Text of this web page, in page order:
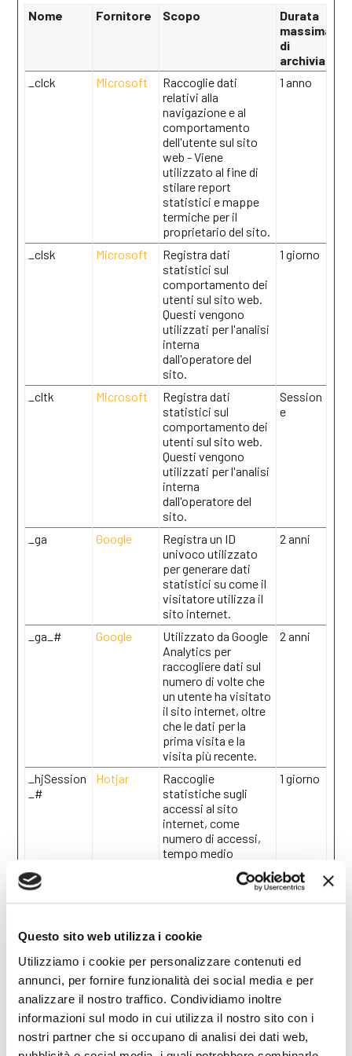
Questo sito web utilizza i cookie
Utilizziamo i cookie per personalizzare contenuti ed
annunci, per fornire funzionalità dei social media e per
analizzare il nostro traffico. Condividiamo inoltre
informazioni sul modo in cui utilizza il nostro sito con i
nostri partner che si occupano di analisi dei dati web,
Nome Fornitore Scopo
Durata
massima
di
_clck
Microsoft
Raccoglie dati
relativi alla
navigazione e al
comportamento
dell'utente sul sito
web - Viene
utilizzato al fine di
stilare report
statistici e mappe
termiche per il
proprietario del sito.
1 anno
_clsk Microsoft
Registra dati
statistici sul
comportamento dei
utenti sul sito web.
Questi vengono
utilizzati per l'analisi
interna
dall'operatore del
sito.
1 giorno
_cltk Microsoft
Registra dati
statistici sul
comportamento dei
utenti sul sito web.
Questi vengono
utilizzati per l'analisi
interna
dall'operatore del
sito.
Session
e
_ga Google
Registra un ID
univoco utilizzato
per generare dati
statistici su come il
visitatore utilizza il
sito internet.
2 anni
_ga_# Google
Utilizzato da Google
Analytics per
raccogliere dati sul
numero di volte che
un utente ha visitato
il sito internet, oltre
che le dati per la
prima visita e la
visita più recente.
2 anni
_hjSession
_#
Hotjar
Raccoglie
statistiche sugli
accessi al sito
internet, come
numero di accessi,
tempo medio
trascorso sul sito
internet e quali
1 giorno
_hjSession
Hotjar
Raccoglie
accessi al sito
internet, come
numero di accessi,
tempo medio
trascorso sul sito
internet e quali